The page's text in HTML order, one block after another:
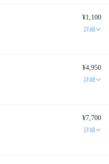
¥1,100
詳細
¥4,950
詳細
¥7,700
詳細